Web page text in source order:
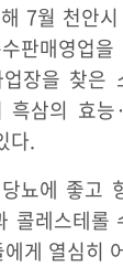
7월 천안
판매영업
장을 찾은
흑삼의 효
다.
뇨에 좋고
콜레스테롤
게 열심히